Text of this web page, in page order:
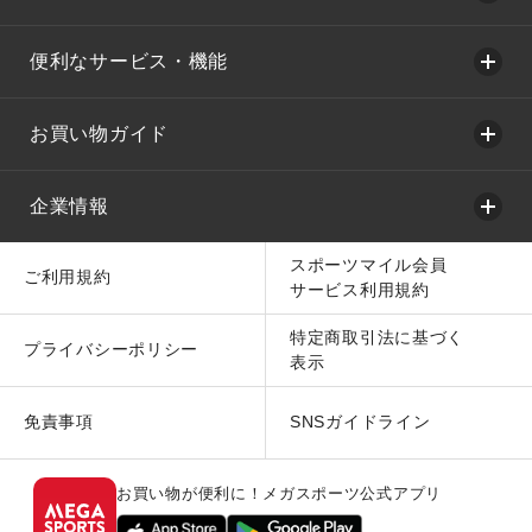
便利なサービス・機能
お買い物ガイド
企業情報
ご利用規約
スポーツマイル会員
サービス利用規約
プライバシーポリシー
特定商取引法に基づく
表示
免責事項 SNSガイドライン
お買い物が便利に！メガスポーツ公式アプリ